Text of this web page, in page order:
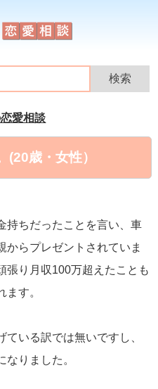
愛相談
(20歳・女性）
持ちだったことを言い、車
からプレゼントされていま
張り月収100万超えたことも
す。
いる訳では無いですし、
りました。